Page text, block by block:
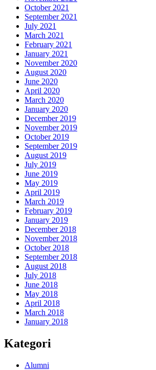
October 2021
September 2021
July 2021
March 2021
February 2021
January 2021
November 2020
August 2020
June 2020
April 2020
March 2020
January 2020
December 2019
November 2019
October 2019
September 2019
August 2019
July 2019
June 2019
May 2019
April 2019
March 2019
February 2019
January 2019
December 2018
November 2018
October 2018
September 2018
August 2018
July 2018
June 2018
May 2018
April 2018
March 2018
January 2018
Kategori
Alumni